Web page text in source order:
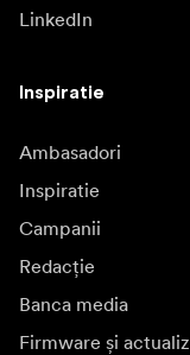
LinkedIn
Inspiratie
Ambasadori
Inspiratie
Campanii
Redacție
Banca media
Firmware și